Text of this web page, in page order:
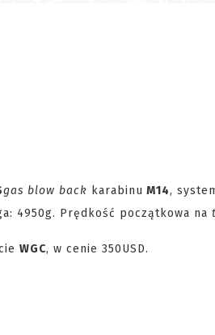
gas blow back karabinu M14,
4950g. Prędkość początkowa na
WGC, w cenie 350USD.